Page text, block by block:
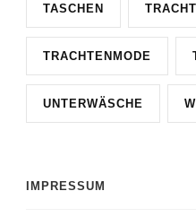
TASCHEN TRACHT
TRACHTENMODE
UNTERWÄSCHE
IMPRESSUM